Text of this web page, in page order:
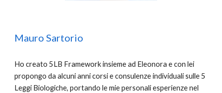
Mauro Sartorio
Ho creato 5LB Framework insieme ad Eleonora e con lei
propongo da alcuni anni corsi e consulenze individuali sulle 5
Leggi Biologiche, portando le mie personali esperienze nel